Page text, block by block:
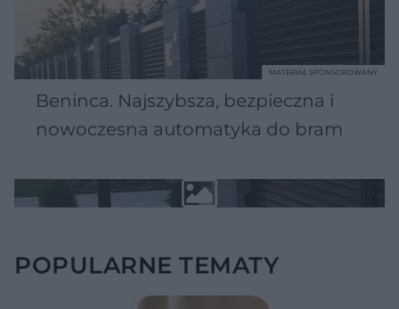
Beninca. Najszybsza, bezpieczna i
nowoczesna automatyka do bram
MATERIAŁ SPONSOROWANY
POPULARNE TEMATY